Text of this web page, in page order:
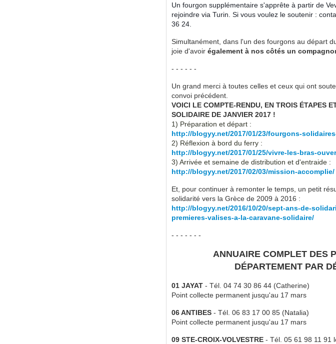
Un fourgon supplémentaire s'apprête à partir de
rejoindre via Turin. Si vous voulez le soutenir :
36 24.
Simultanément, dans l'un des fourgons au départ
joie d'avoir également à nos côtés un
- - - - - -
Un grand merci à toutes celles et ceux qui ont
convoi précédent.
VOICI LE COMPTE-RENDU, EN TROIS ÉTAPES
SOLIDAIRE DE JANVIER 2017 !
1) Préparation et départ :
http://blogyy.net/2017/01/23/fourgons-
2) Réflexion à bord du ferry :
http://blogyy.net/2017/01/25/vivre-les-bras-
3) Arrivée et semaine de distribution et d'entraide :
http://blogyy.net/2017/02/03/mission-accomplie/
Et, pour continuer à remonter le temps, un petit
solidarité vers la Grèce de 2009 à 2016 :
http://blogyy.net/2016/10/20/sept-ans-de-
premieres-valises-a-la-caravane-solidaire/
- - - - - - -
ANNUAIRE COMPLET DES
DÉPARTEMENT PAR
01 JAYAT - Tél. 04 74 30 86 44 (Catherine)
Point collecte permanent jusqu'au 17 mars
06 ANTIBES - Tél. 06 83 17 00 85 (Natalia)
Point collecte permanent jusqu'au 17 mars
09 STE-CROIX-VOLVESTRE - Tél. 05 61 98 11 91